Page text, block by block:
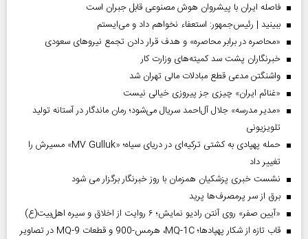
فاصله ایران با پیشرو‌ان هوش مصنوعی قابل جبران است
ببینید | رئیس‌جمهور: استعفاء نخواهم داد و می‌ایستم
«محاصره در برابر محاصره» و هدف قرار دادن تجمع نیروهای سعودی
خبرنگاران پشت سد کمیته‌های وزارت کار
واشنگتن مدعی قطع مبادلات مالی تهران شد
«غنائم ایران» چیزی جز پیروزی خیالی نیست
«مدیر مدرسه» جلال آل‌احمد سریال می‌شود؛ رمان ماندگار در آستانه تولید
تلویزیونی
حمله پهپادی به کشتی ترکیه‌ای در دریای سیاه؛ «MV Gulluk» مسیرش را
تغییر داد
نشست خبری پزشکیان همزمان با روز خبرنگار برگزار می شود
برق از سر پرمصرف‌ها پرید
«آیین صفر» روی آنتن رادیو نمایش؛ ۶ روایت از اخلاق و سیره اهل‌بیت(ع)
قاب تازه از شکار پهپادها؛ MQ-1C، هرمس-900 و قطعات MQ-9 در تصاویر